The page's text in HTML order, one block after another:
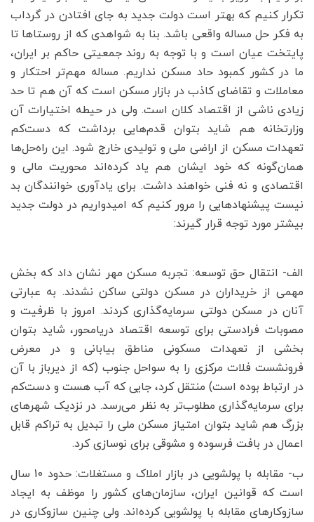
تکرار کنیم که بهتر است دولت جدید به جای افتادن در گرداب
به فکر حل مساله واقعی باشد. بنا به شواهدی که از روستاها تا
پایتخت عیان است و با توجه به روند جمعیتی حاکم بر ایران،
ما در کشور کمبود حاد مسکن نداریم. مساله مهم‌تر احتکار و
معاملات و تقاضای کاذب در بازار مسکن است که آن هم تا حد
زیادی ناشی از اقتصاد کلان است. ولی در حیطه اختیارات آن
وزارتخانه هم شاید بتوان قدم‌‌‌هایی برداشت که دست‌‌‌کم
تعهدات مسکن از اراضی ملی و تولیدی خارج شود. این راه‌‌‌حل‌‌‌ها
همان‌‌‌گونه که خود ایشان هم یاد کرده‌‌‌اند محوریت مالی و
اقتصادی و نه فنی خواهند داشت. برای یادآوری خوانندگان بد
نیست پیشنهادهایی را مرور کنیم که امیدواریم در دولت جدید
بیشتر مورد توجه قرار گیرند:
الف- انتقال حق توسعه: تجربه مسکن مهر نشان داد که بخش
مهمی از خریداران در مسکن دولتی ساکن نشدند. به عبارتی
آنان در مسکن دولتی سرمایه‌گذاری کردند. امروز با ظرفیت و
مصوبات فرادستی برای توسعه اقتصاد دریامحور، شاید بتوان
بخشی از تعهدات مسکونی مناطق بیابانی و در معرض
فرونشست فلات مرکزی را به سواحل جنوب (که از دیرباز با آن
در ارتباط بوده است) منتقل کرد، جایی که آب هست و دست‌‌‌کم
برای سرمایه‌گذاری مطلوب‌‌‌تر به نظر می‌‌‌رسد. در نزدیک شهرهای
بزرگ هم شاید بتوان امتیاز مسکن ملی را تبدیل به تراکم قابل
اعمال در بافت فرسوده و مشوقی برای نوسازی کرد.
ب- مقابله با پولشویی در بازار املاک و مستغلات: حدود 10 سال
است که قوانین ایران، سازمان‌های کشور را موظف به ایجاد
سازوکارهای مقابله با پولشویی کرده‌اند. ولی چنین سازوکاری در